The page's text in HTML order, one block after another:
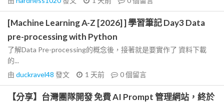
[Machine Learning A-Z [2026] ] 學習筆記 Day3 Data
pre-processing with Python
了解Data Pre-processing的概念後，接著就是要實作了 資料下載
的...
由 duckravel48 發文 1 天前 0個留言
【分享】台灣團隊開發 免費 AI Prompt 管理網站，終於